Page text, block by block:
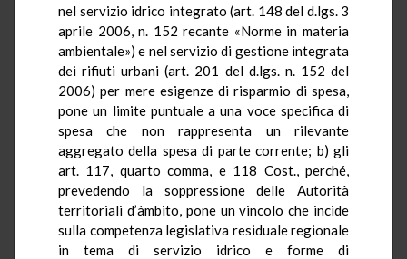
nel servizio idrico integrato (art. 148 del d.lgs. 3
aprile 2006, n. 152 recante «Norme in materia
ambientale») e nel servizio di gestione integrata
dei rifiuti urbani (art. 201 del d.lgs. n. 152 del
2006) per mere esigenze di risparmio di spesa,
pone un limite puntuale a una voce specifica di
spesa che non rappresenta un rilevante
aggregato della spesa di parte corrente; b) gli
art. 117, quarto comma, e 118 Cost., perché,
prevedendo la soppressione delle Autorità
territoriali d’àmbito, pone un vincolo che incide
sulla competenza legislativa residuale regionale
in tema di servizio idrico e forme di